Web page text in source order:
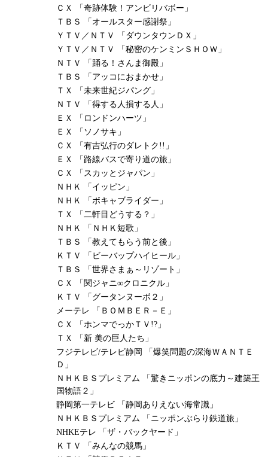
ＣＸ 「奇跡体験！アンビリバボー」
ＴＢＳ 「オールスター感謝祭」
ＹＴＶ／ＮＴＶ 「ダウンタウンＤＸ」
ＹＴＶ／ＮＴＶ 「秘密のケンミンＳＨＯＷ」
ＮＴＶ 「踊る！さんま御殿」
ＴＢＳ 「アッコにおまかせ」
ＴＸ 「未来世紀ジパング」
ＮＴＶ 「得する人損する人」
ＥＸ 「ロンドンハーツ」
ＥＸ 「ソノサキ」
ＣＸ 「有吉弘行のダレトク!!」
ＥＸ 「路線バスで寄り道の旅」
ＣＸ 「スカッとジャパン」
ＮＨＫ 「イッピン」
ＮＨＫ 「ボキャブライダー」
ＴＸ 「二軒目どうする？」
ＮＨＫ 「ＮＨＫ短歌」
ＴＢＳ 「教えてもらう前と後」
ＫＴＶ 「ビーバップハイヒール」
ＴＢＳ 「世界さまぁ～リゾート」
ＣＸ 「関ジャニ∞クロニクル」
ＫＴＶ 「グータンヌーボ２」
メーテレ 「ＢＯＭＢＥＲ－Ｅ」
ＣＸ 「ホンマでっかＴＶ!?」
ＴＸ 「新 美の巨人たち」
フジテレビ/テレビ静岡 「爆笑問題の深海ＷＡＮＴＥ
Ｄ」
ＮＨＫＢＳプレミアム 「驚きニッポンの底力～建築王
国物語２」
静岡第一テレビ 「静岡ありえない海常識」
ＮＨＫＢＳプレミアム 「ニッポンぶらり鉄道旅」
NHKEテレ 「ザ・バックヤード」
ＫＴＶ 「みんなの競馬」